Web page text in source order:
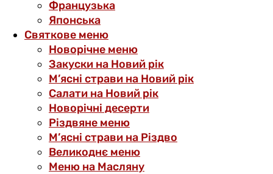
Французька
Японська
Святкове меню
Новорічне меню
Закуски на Новий рік
М’ясні страви на Новий рік
Салати на Новий рік
Новорічні десерти
Різдвяне меню
М’ясні страви на Різдво
Великоднє меню
Меню на Масляну